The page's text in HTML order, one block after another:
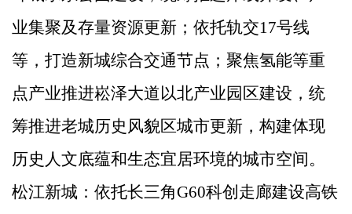
业集聚及存量资源更新；依托轨交17号线
等，打造新城综合交通节点；聚焦氢能等重
点产业推进崧泽大道以北产业园区建设，统
筹推进老城历史风貌区城市更新，构建体现
历史人文底蕴和生态宜居环境的城市空间。
松江新城：依托长三角G60科创走廊建设高铁